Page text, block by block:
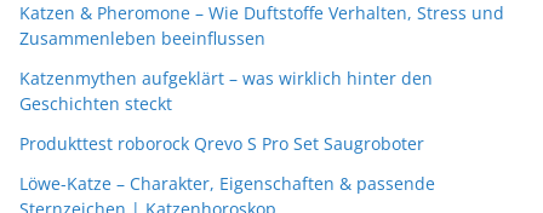
Katzen & Pheromone – Wie Duftstoffe Verhalten, Stress und
Zusammenleben beeinflussen
Katzenmythen aufgeklärt – was wirklich hinter den
Geschichten steckt
Produkttest roborock Qrevo S Pro Set Saugroboter
Löwe-Katze – Charakter, Eigenschaften & passende